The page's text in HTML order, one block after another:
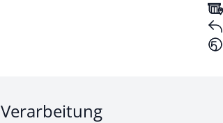
Abschnitt 2 von 3:
Verarbeitung